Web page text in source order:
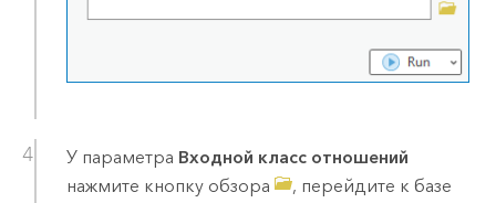
У параметра Входной класс отношений
нажмите кнопку обзора
, перейдите к базе